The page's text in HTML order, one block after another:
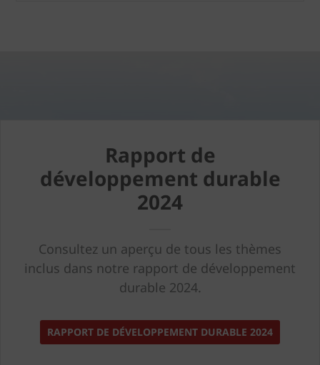
Rapport de
développement durable
2024
Consultez un aperçu de tous les thèmes
inclus dans notre rapport de développement
durable 2024.
RAPPORT DE DÉVELOPPEMENT DURABLE 2024